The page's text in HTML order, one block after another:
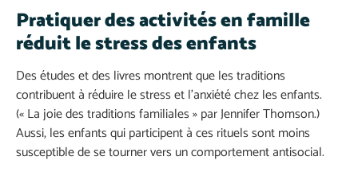
Pratiquer des activités en famille
réduit le stress des enfants
Des études et des livres montrent que les traditions
contribuent à réduire le stress et l’anxiété chez les enfants.
(« La joie des traditions familiales » par Jennifer Thomson.)
Aussi, les enfants qui participent à ces rituels sont moins
susceptible de se tourner vers un comportement antisocial.